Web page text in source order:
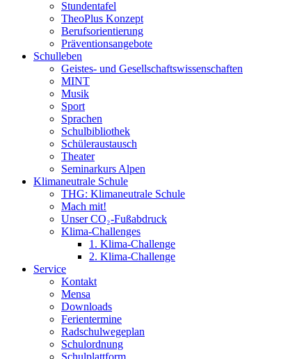
Stundentafel
TheoPlus Konzept
Berufsorientierung
Präventionsangebote
Schulleben
Geistes- und Gesellschaftswissenschaften
MINT
Musik
Sport
Sprachen
Schulbibliothek
Schüleraustausch
Theater
Seminarkurs Alpen
Klimaneutrale Schule
THG: Klimaneutrale Schule
Mach mit!
Unser CO₂-Fußabdruck
Klima-Challenges
1. Klima-Challenge
2. Klima-Challenge
Service
Kontakt
Mensa
Downloads
Ferientermine
Radschulwegeplan
Schulordnung